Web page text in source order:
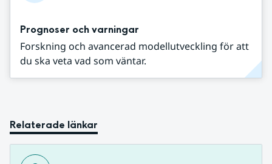
Prognoser och varningar
Forskning och avancerad modellutveckling för att
du ska veta vad som väntar.
Relaterade länkar